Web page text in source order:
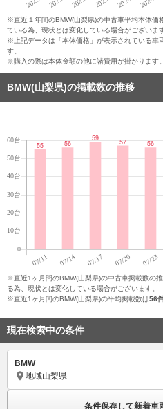
※直近１年間のBMW(山梨県)の中古車平均本体価
ている為、現状とは変化している場合がございま
※上記データは「本体価格」が表示されている車
す。
※購入の際は本体金額の他に諸費用が掛かります。
BMW(山梨県)の掲載数の推移
※直近1ヶ月間のBMW(山梨県)の中古車掲載数の
る為、現状とは変化している場合がございます。
※直近1ヶ月間のBMW(山梨県)の平均掲載数は56
現在検索中の条件
BMW
地域山梨県
条件保存して新着車